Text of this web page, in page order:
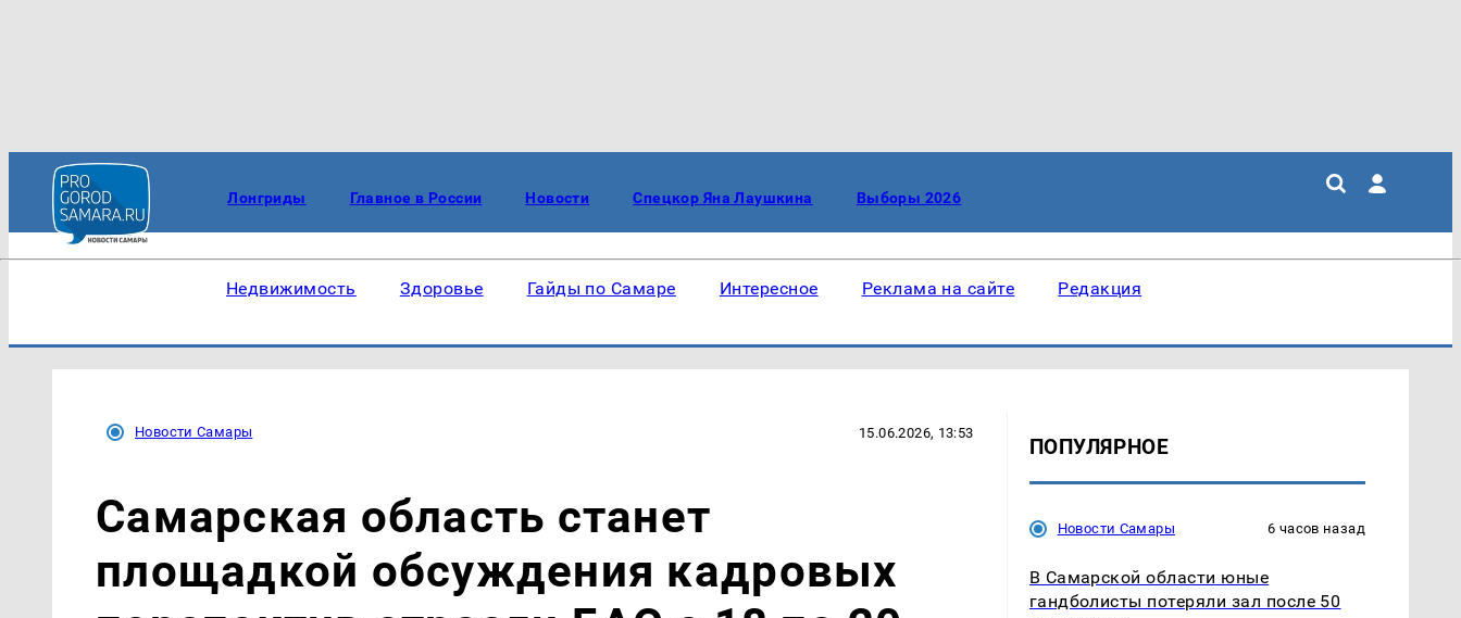
Лонгриды Главное в России Новости Спецкор Яна Лаушкина Выборы 2026
Недвижимость Здоровье Гайды по Самаре Интересное Реклама на сайте Редакция
Новости Самары 15.06.2026, 13:53
Самарская область станет
площадкой обсуждения кадровых
ПОПУЛЯРНОЕ
Новости Самары 6 часов назад
В Самарской области юные
гандболисты потеряли зал после 50